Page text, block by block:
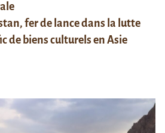
fer de lance dans la lutte
de biens culturels en Asie